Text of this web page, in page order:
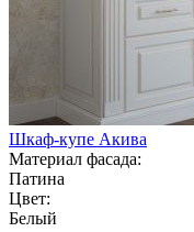
Шкаф-купе Акива
Материал фасада:
Патина
Цвет:
Белый